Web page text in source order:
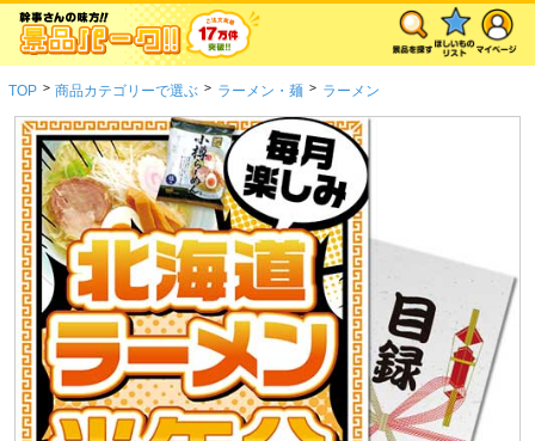
TOP > 商品カテゴリーで選ぶ > ラーメン・麺 > ラーメン